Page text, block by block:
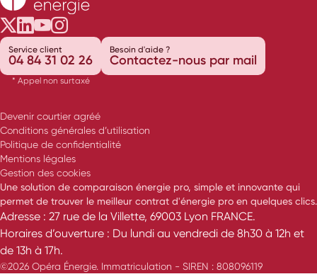
Opéra Énergie sur Twitter
Opéra Énergie sur LinkedIn
Opéra Énergie sur Youtube
Opéra Énergie sur Instagram
Service client
04 84 31 02 26
* Appel non surtaxé
Besoin d'aide ?
Contactez-nous par mail
Devenir courtier agréé
Conditions générales d’utilisation
Politique de confidentialité
Mentions légales
Gestion des cookies
Une solution de comparaison énergie pro, simple et innovante qui
permet de trouver le meilleur contrat d'énergie pro en quelques clics.
Adresse : 27 rue de la Villette, 69003 Lyon FRANCE.
Horaires d’ouverture : Du lundi au vendredi de 8h30 à 12h et
de 13h à 17h.
©2026 Opéra Énergie. Immatriculation - SIREN : 808096119